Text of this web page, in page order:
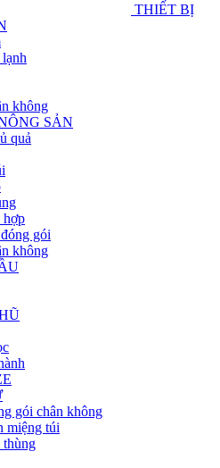
THIẾT BỊ
không
SẢN
quả
hợp
gói
không
gói chân không
miệng túi
thùng